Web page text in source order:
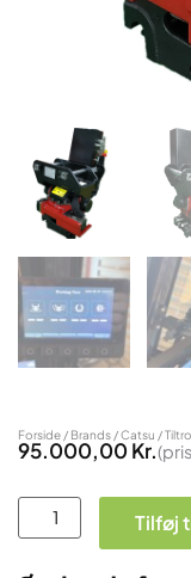
Forside / Brands /Catsu /
95.000,00Kr.
Tiltrotator
02
Tilføj